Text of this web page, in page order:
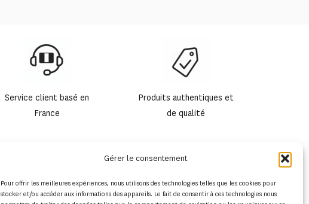
Gérer le consentement
Pour offrir les meilleures expériences, nous utilisons des technologies telles que les cookies pour
stocker et/ou accéder aux informations des appareils. Le fait de consentir à ces technologies nous
Service client basé en
France
Produits authentiques et
de qualité